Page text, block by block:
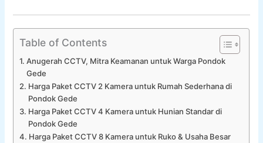
Table of Contents
Anugerah CCTV, Mitra Keamanan untuk Warga Pondok
Gede
Harga Paket CCTV 2 Kamera untuk Rumah Sederhana di
Pondok Gede
Harga Paket CCTV 4 Kamera untuk Hunian Standar di
Pondok Gede
Harga Paket CCTV 8 Kamera untuk Ruko & Usaha Besar